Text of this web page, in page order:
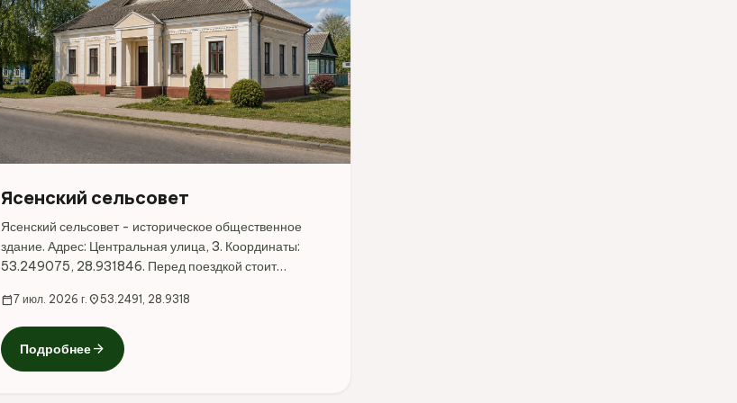
Ясенский сельсовет
Ясенский сельсовет - историческое общественное
здание. Адрес: Центральная улица, 3. Координаты:
53.249075, 28.931846. Перед поездкой стоит
актуальные условия на официальных ресурсах.
calendar_today7 июл. 2026 г. location_on53.2491, 28.9318
Подробнееarrow_forward